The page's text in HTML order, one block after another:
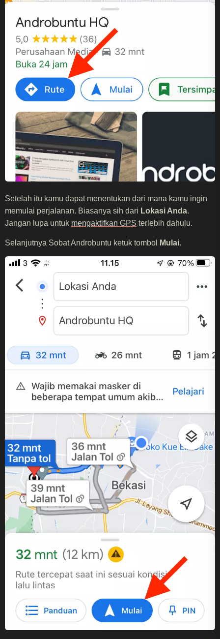
Setelah itu kamu dapat menentukan dari mana kamu ingin
memulai perjalanan. Biasanya sih dari Lokasi Anda.
Jangan lupa untuk mengaktifkan GPS terlebih dahulu.
Selanjutnya Sobat Androbuntu ketuk tombol Mulai.